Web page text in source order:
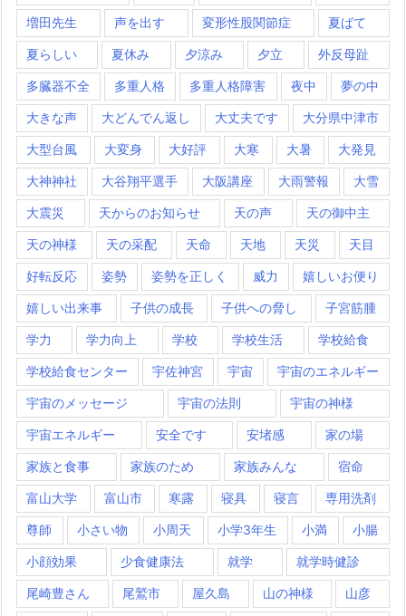
増田先生 声を出す 変形性股関節症 夏ばて
夏らしい 夏休み 夕涼み 夕立 外反母趾
多臓器不全 多重人格 多重人格障害 夜中 夢の中
大きな声 大どんでん返し 大丈夫です 大分県中津市
大型台風 大変身 大好評 大寒 大暑 大発見
大神神社 大谷翔平選手 大阪講座 大雨警報 大雪
大震災 天からのお知らせ 天の声 天の御中主
天の神様 天の采配 天命 天地 天災 天目
好転反応 姿勢 姿勢を正しく 威力 嬉しいお便り
嬉しい出来事 子供の成長 子供への脅し 子宮筋腫
学力 学力向上 学校 学校生活 学校給食
学校給食センター 宇佐神宮 宇宙 宇宙のエネルギー
宇宙のメッセージ 宇宙の法則 宇宙の神様
宇宙エネルギー 安全です 安堵感 家の場
家族と食事 家族のため 家族みんな 宿命
富山大学 富山市 寒露 寝具 寝言 専用洗剤
尊師 小さい物 小周天 小学3年生 小満 小腸
小顔効果 少食健康法 就学 就学時健診
尾崎豊さん 尾鷲市 屋久島 山の神様 山彦